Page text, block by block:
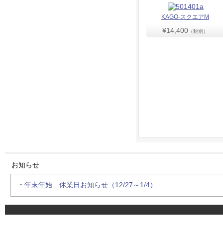
KAGO-スクエアM
¥14,400 （税別）
お知らせ
・ 年末年始 休業日お知らせ（12/27～1/4）